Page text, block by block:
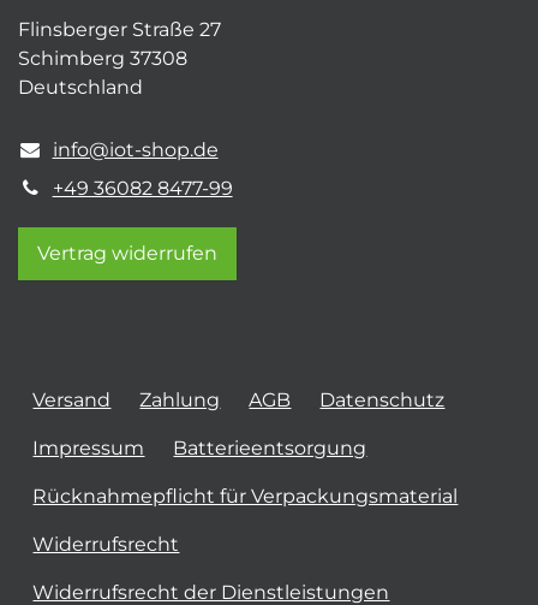
Flinsberger Straße 27
Schimberg 37308
Deutschland
info@iot-shop.de
+49 36082 8477-99
Vertrag widerrufen
Versand Zahlung AGB Datenschutz
Impressum Batterieentsorgung
Rücknahmepflicht für Verpackungsmaterial
Widerrufsrecht
Widerrufsrecht der Dienstleistungen